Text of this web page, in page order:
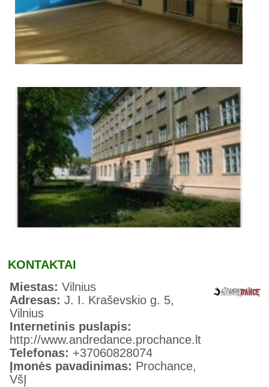
KONTAKTAI
Miestas:Vilnius
Adresas:J. I. Kraševskio g. 5,
Vilnius
Internetinis puslapis:
http://www.andredance.prochance.lt
Telefonas: +37060828074
Įmonės pavadinimas: Prochance,
VšĮ